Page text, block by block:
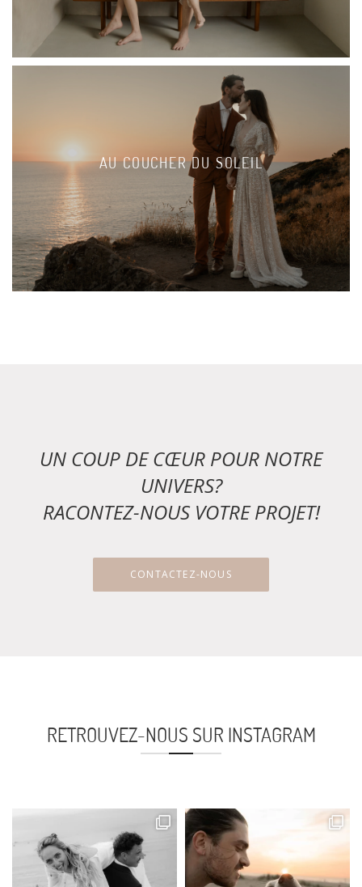
AU COUCHER DU SOLEIL
UN COUP DE CŒUR POUR NOTRE
UNIVERS?
RACONTEZ-NOUS VOTRE PROJET!
CONTACTEZ-NOUS
RETROUVEZ-NOUS SUR INSTAGRAM